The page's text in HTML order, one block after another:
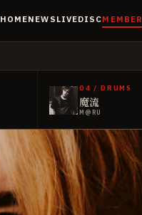
HOMENEWSLIVEDISCMEMBER
04 / DRUMS
魔流
M@RU